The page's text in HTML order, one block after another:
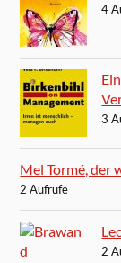
4
3
Mel Tormé, der
2 Aufrufe
2